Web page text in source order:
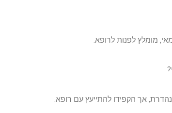
מומלץ לפנות לרופא.
אך הקפידו להתייעץ עם רופא.